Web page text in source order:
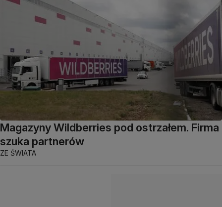
Magazyny Wildberries pod ostrzałem. Firma
szuka partnerów
ZE ŚWIATA